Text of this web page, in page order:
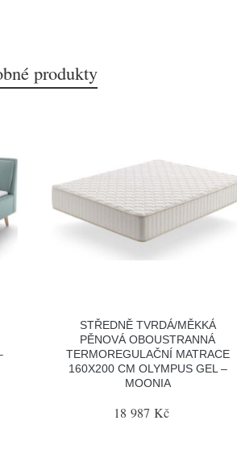
produkty
STŘEDNĚ TVRDÁ/MĚKKÁ
PĚNOVÁ OBOUSTRANNÁ
TERMOREGULAČNÍ MATRACE
160X200 CM OLYMPUS GEL –
MOONIA
18 987 Kč